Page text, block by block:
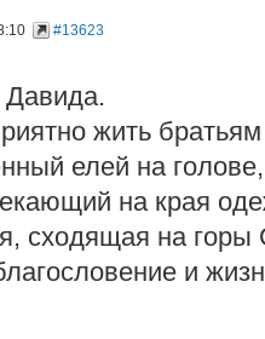
#13623
жить
елей на
на края
сходящая на горы
и